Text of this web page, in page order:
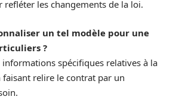
les changements de la loi.
un tel modèle pour une
?
informations spécifiques relatives à la
relire le contrat par un